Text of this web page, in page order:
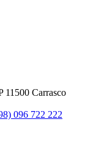
11500 Carrasco
096 722 222